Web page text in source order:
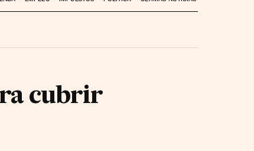
cubrir